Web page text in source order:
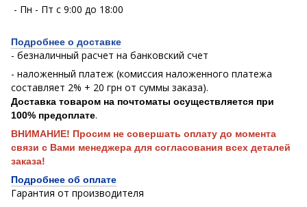
- Пн - Пт с 9:00 до 18:00
Подробнее о доставке
- безналичный расчет на банковский счет
- наложенный платеж (комиссия наложенного платежа
составляет 2% + 20 грн от суммы заказа).
Доставка товаром на почтоматы осуществляется при
100% предоплате.
ВНИМАНИЕ! Просим не совершать оплату до момента
связи с Вами менеджера для согласования всех деталей
заказа!
Подробнее об оплате
Гарантия от производителя